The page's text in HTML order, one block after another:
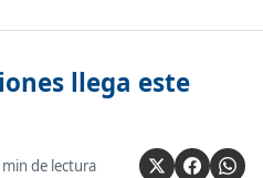
llega este
min de lectura